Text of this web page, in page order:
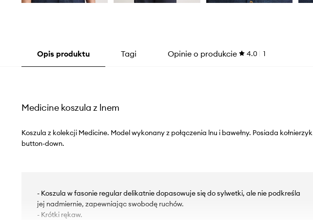
Opis produktu Tagi Opinie o produkcie 4.0 1
Medicine koszula z lnem
Koszula z kolekcji Medicine. Model wykonany z połączenia lnu i bawełny. Posiada kołnierzyk
button-down.
- Koszula w fasonie regular delikatnie dopasowuje się do sylwetki, ale nie podkreśla
jej nadmiernie, zapewniając swobodę ruchów.
- Krótki rękaw.